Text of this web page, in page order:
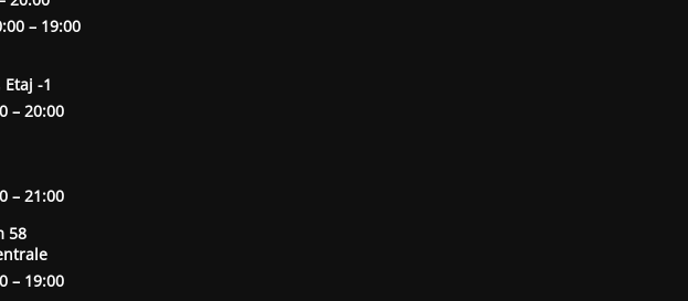
– 19:00
-1
– 20:00
– 21:00
58
– 19:00